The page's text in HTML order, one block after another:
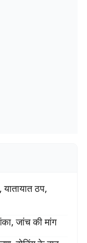
ठप,
जांच की मांग